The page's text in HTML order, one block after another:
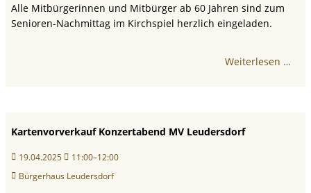
Alle Mitbürgerinnen und Mitbürger ab 60 Jahren sind zum
Senioren-Nachmittag im Kirchspiel herzlich eingeladen.
Weiterlesen …
Kartenvorverkauf Konzertabend MV Leudersdorf
19.04.2025
11:00–12:00
Bürgerhaus Leudersdorf